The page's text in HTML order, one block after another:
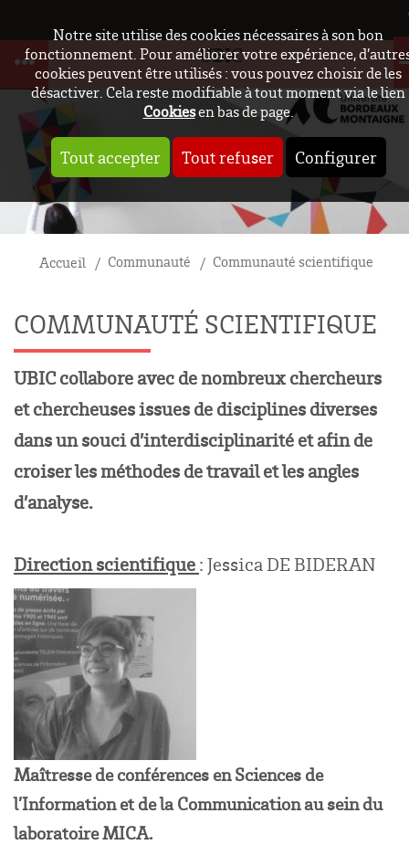
Notre site utilise des cookies nécessaires à son bon
fonctionnement. Pour améliorer votre expérience,
cookies peuvent être utilisés : vous pouvez choisir de les
désactiver. Cela reste modifiable à tout moment via le lien
Cookiesen bas de page.
Tout accepter Tout refuser Configurer
UBIC
Accueil Communauté Communauté scientifique
COMMUNAUTÉ SCIENTIFIQUE
UBIC collabore avec de nombreux chercheurs
et chercheuses issues de disciplines diverses
dans un souci d’interdisciplinarité et afin de
croiser les méthodes de travail et les angles
d’analyse.
Direction scientifique: Jessica DE BIDERAN
Maîtresse de conférences en Sciences de
l’Information et de la Communication au sein du
laboratoire MICA.